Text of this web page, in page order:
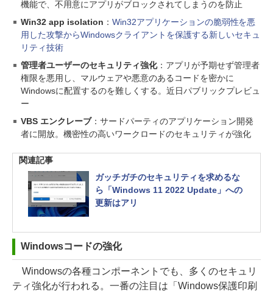
機能で、不用意にアプリがブロックされてしまうのを防止
Win32 app isolation ： Win32アプリケーションの脆弱性を悪
用した攻撃からWindowsクライアントを保護する新しいセキュ
リティ技術
管理者ユーザーのセキュリティ強化：アプリが予期せず管理者
権限を悪用し、マルウェアや悪意のあるコードを密かに
Windowsに配置するのを難しくする。近日パブリックプレビュ
ー
VBS エンクレーブ：サードパーティのアプリケーション開発
者に開放。機密性の高いワークロードのセキュリティが強化
関連記事
ガッチガチのセキュリティを求めるな
ら「Windows 11 2022 Update」への
更新はアリ
Windowsコードの強化
Windowsの各種コンポーネントでも、多くのセキュリ
ティ強化が行われる。一番の注目は「Windows保護印刷